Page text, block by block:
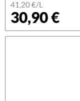
41,20 €/L
30,90 €